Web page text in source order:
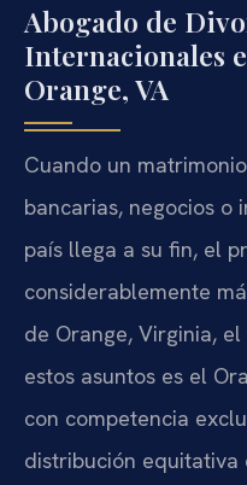
Abogado de
Internacionales
Orange, VA
Cuando un
bancarias, negocios o
país llega a su fin, el
considerablemente
de Orange, Virginia,
estos asuntos es el
con competencia
distribución equitativa